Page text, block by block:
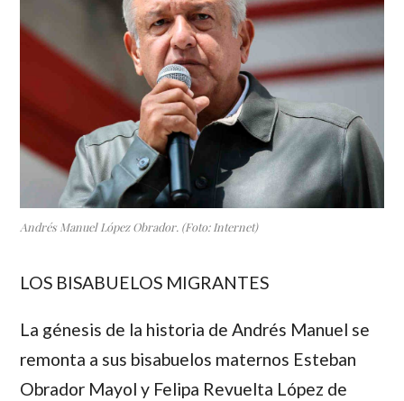
Andrés Manuel López Obrador. (Foto: Internet)
LOS BISABUELOS MIGRANTES
La génesis de la historia de Andrés Manuel se
remonta a sus bisabuelos maternos Esteban
Obrador Mayol y Felipa Revuelta López de